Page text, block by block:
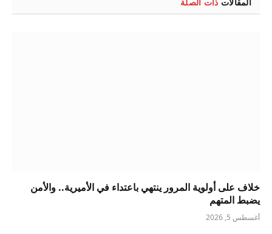
المقالات ذات الصلة
خلاف على أولوية المرور ينتهي باعتداء في الأميرية.. والأمن
يضبط المتهم
أغسطس 5, 2026